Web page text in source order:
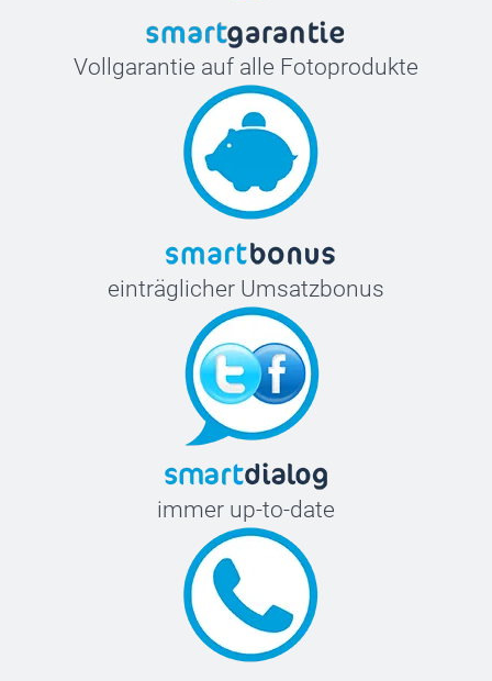
Vollgarantie auf alle Fotoprodukte
einträglicher Umsatzbonus
immer up-to-date